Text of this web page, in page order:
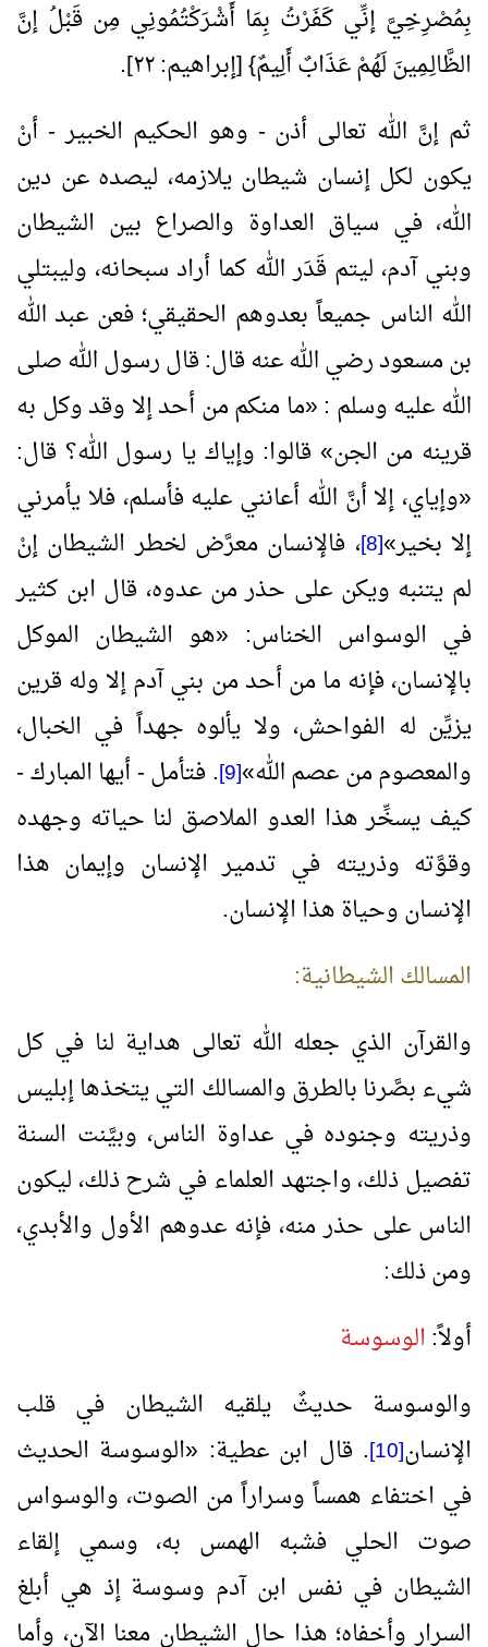
بِمُصْرِخِيَّ إنِّي كَفَرْتُ بِمَا أَشْرَكْتُمُونِي مِن قَبْلُ إنَّ
الظَّالِـمِينَ لَهُمْ عَذَابٌ أَلِيمٌ} [إبراهيم: ٢٢].
ثم إنَّ الله تعالى أذن - وهو الحكيم الخبير - أنْ
يكون لكل إنسان شيطان يلازمه، ليصده عن دين
الله، في سياق العداوة والصراع بين الشيطان
وبني آدم، ليتم قَدَر الله كما أراد سبحانه، وليبتلي
الله الناس جميعاً بعدوهم الحقيقي؛ فعن عبد الله
بن مسعود رضي الله عنه قال: قال رسول الله صلى
الله عليه وسلم :«ما منكم من أحد إلا وقد وكل به
قرينه من الجن» قالوا: وإياك يا رسول الله؟ قال:
«وإياي، إلا أنَّ الله أعانني عليه فأسلم، فلا يأمرني
إلا بخير»
[8] ، فالإنسان معرَّض لخطر الشيطان إنْ
لم يتنبه ويكن على حذر من عدوه، قال ابن كثير
في الوسواس الخناس: «هو الشيطان الموكل
بالإنسان، فإنه ما من أحد من بني آدم إلا وله قرين
يزيِّن له الفواحش، ولا يألوه جهداً في الخبال،
والمعصوم من عصم الله»
[9] . فتأمل - أيها المبارك -
كيف يسخِّر هذا العدو الملاصق لنا حياته وجهده
وقوَّته وذريته في تدمير الإنسان وإيمان هذا
الإنسان وحياة هذا الإنسان.
المسالك الشيطانية:
والقرآن الذي جعله الله تعالى هداية لنا في كل
شيء بصَّرنا بالطرق والمسالك التي يتخذها إبليس
وذريته وجنوده في عداوة الناس، وبيَّنت السنة
تفصيل ذلك، واجتهد العلماء في شرح ذلك، ليكون
الناس على حذر منه، فإنه عدوهم الأول والأبدي،
ومن ذلك:
أولاً:الوسوسة
والوسوسة حديثٌ يلقيه الشيطان في قلب
الإنسان[10] . قال ابن عطية: «الوسوسة الحديث
في اختفاء همساً وسراراً من الصوت، والوسواس
صوت الحلي فشبه الهمس به، وسمي إلقاء
الشيطان في نفس ابن آدم وسوسة إذ هي أبلغ
السرار وأخفاه؛ هذا حال الشيطان معنا الآن، وأما